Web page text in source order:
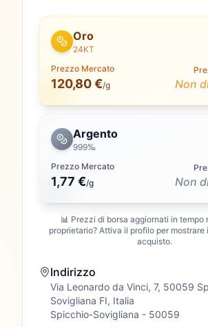
Oro
24KT
Prezzo Mercato
120,80 €/g Non
Argento
999‰
Prezzo Mercato
1,77 €/g Non
📊 Prezzi di borsa aggiornati in tempo
proprietario? Attiva il profilo per mostrare
acquisto.
Indirizzo
Via Leonardo da Vinci, 7, 50059
Sovigliana FI, Italia
Spicchio-Sovigliana - 50059